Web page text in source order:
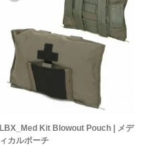
LBX_Med Kit Blowout Pouch | メデ
ィカルポーチ